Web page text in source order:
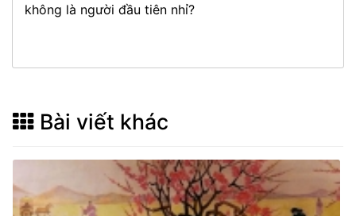
không là người đầu tiên nhỉ?
Bài viết khác